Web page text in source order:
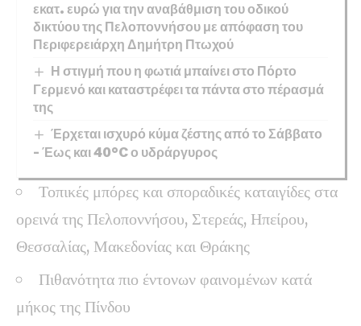
εκατ. ευρώ για την αναβάθμιση του οδικού
δικτύου της Πελοποννήσου με απόφαση του
Περιφερειάρχη Δημήτρη Πτωχού
Η στιγμή που η φωτιά μπαίνει στο Πόρτο
Γερμενό και καταστρέφει τα πάντα στο πέρασμά
της
Έρχεται ισχυρό κύμα ζέστης από το Σάββατο
– Έως και 40°C ο υδράργυρος
Τοπικές μπόρες και σποραδικές καταιγίδες στα
ορεινά της Πελοποννήσου, Στερεάς, Ηπείρου,
Θεσσαλίας, Μακεδονίας και Θράκης
Πιθανότητα πιο έντονων φαινομένων κατά
μήκος της Πίνδου